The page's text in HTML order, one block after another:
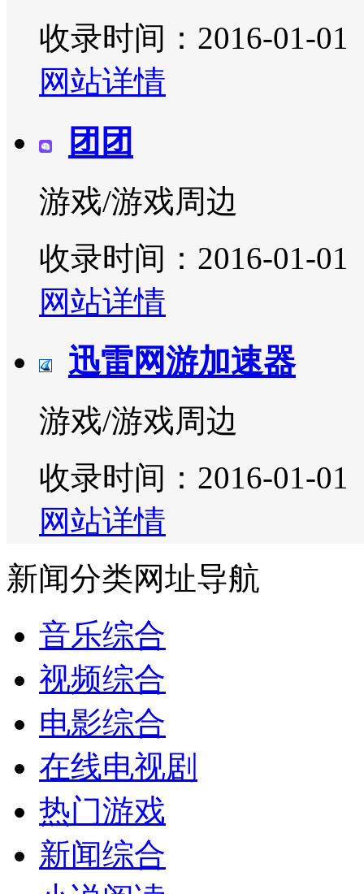
收录时间：2016-01-01
网站详情
团团
游戏/游戏周边
收录时间：2016-01-01
网站详情
迅雷网游加速器
游戏/游戏周边
收录时间：2016-01-01
网站详情
新闻分类网址导航
音乐综合
视频综合
电影综合
在线电视剧
热门游戏
新闻综合